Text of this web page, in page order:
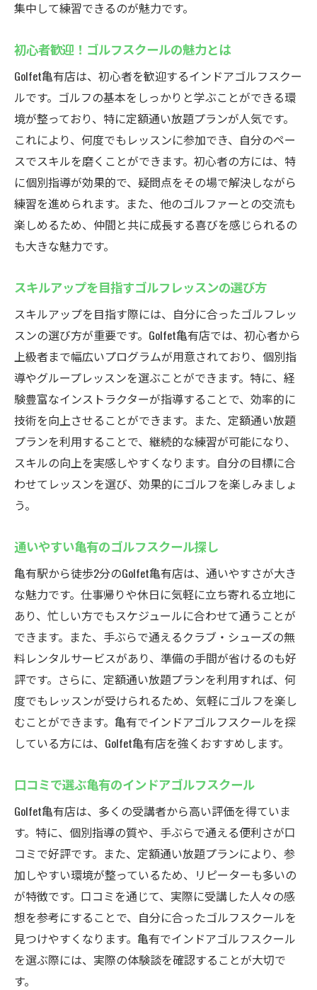
天候に関係なく練習できるゴルフ施設
常に快適な環境でスキルアップを
天候不問のインドアゴルフの魅力
継続しやすいインドアゴルフスクール
手ぶらで通える亀有のインドアゴルフスクール
手ぶらで気軽にゴルフ練習開始
通いやすい手ぶらゴルフの魅力
初心者でも安心！無料レンタル完備
ゴルフスクールでの手ぶら通学の利点
手ぶらで通えるゴルフスクール体験
個別指導と定額通い放題でゴルフ技術向上
個別指導でしっかり学ぶゴルフレッスン
定額制で何度でも通えるスクール
技術向上を目指すための個別指導
通い放題プランのメリットと活用法
効率的なスキルアップを実現する方法
個別指導で目指す短期間の上達
最新のゴルフシミュレーターで効果的なレッス
効果的なレッスンを支える設備とは
シミュレーター活用でリアルな練習を
技術向上に役立つ最新設備の魅力
シミュレーターで実現する精密練習
最新技術でゴルフの上達を加速
初心者も安心！亀有のインドアゴルフスクール
ゴルフェ
初心者歓迎のゴルフェの特長
安心して通える初心者向けスクール
初心者に優しいゴルフスクール選び
安心のサポート体制でスキルアップ
初心者向けに特化したレッスン内容
駅近で通いやすいインドアゴルフスクールゴル
フェ
駅近で始めるゴルフスクール生活
通いやすさ抜群のゴルフェ亀有店
アクセス良好なスクール選びのポイント
集中して練習できるのが魅力です。
初心者歓迎！ゴルフスクールの魅力とは
Golfet亀有店は、初心者を歓迎するインドアゴルフスクー
ルです。ゴルフの基本をしっかりと学ぶことができる環
境が整っており、特に定額通い放題プランが人気です。
これにより、何度でもレッスンに参加でき、自分のペー
スでスキルを磨くことができます。初心者の方には、特
に個別指導が効果的で、疑問点をその場で解決しながら
練習を進められます。また、他のゴルファーとの交流も
楽しめるため、仲間と共に成長する喜びを感じられるの
も大きな魅力です。
スキルアップを目指すゴルフレッスンの選び方
スキルアップを目指す際には、自分に合ったゴルフレッ
スンの選び方が重要です。Golfet亀有店では、初心者から
上級者まで幅広いプログラムが用意されており、個別指
導やグループレッスンを選ぶことができます。特に、経
験豊富なインストラクターが指導することで、効率的に
技術を向上させることができます。また、定額通い放題
プランを利用することで、継続的な練習が可能になり、
スキルの向上を実感しやすくなります。自分の目標に合
わせてレッスンを選び、効果的にゴルフを楽しみましょ
う。
通いやすい亀有のゴルフスクール探し
亀有駅から徒歩2分のGolfet亀有店は、通いやすさが大き
な魅力です。仕事帰りや休日に気軽に立ち寄れる立地に
あり、忙しい方でもスケジュールに合わせて通うことが
できます。また、手ぶらで通えるクラブ・シューズの無
料レンタルサービスがあり、準備の手間が省けるのも好
評です。さらに、定額通い放題プランを利用すれば、何
度でもレッスンが受けられるため、気軽にゴルフを楽し
むことができます。亀有でインドアゴルフスクールを探
している方には、Golfet亀有店を強くおすすめします。
口コミで選ぶ亀有のインドアゴルフスクール
Golfet亀有店は、多くの受講者から高い評価を得ていま
す。特に、個別指導の質や、手ぶらで通える便利さが口
コミで好評です。また、定額通い放題プランにより、参
加しやすい環境が整っているため、リピーターも多いの
が特徴です。口コミを通じて、実際に受講した人々の感
想を参考にすることで、自分に合ったゴルフスクールを
見つけやすくなります。亀有でインドアゴルフスクール
を選ぶ際には、実際の体験談を確認することが大切で
す。